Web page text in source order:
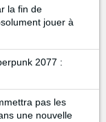
la fin de
jouer à
2077 :
pas les
une nouvelle